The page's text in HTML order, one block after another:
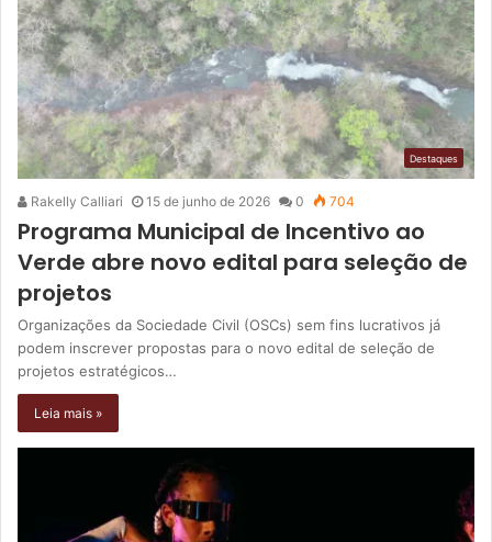
Destaques
Rakelly Calliari 15 de junho de 2026 0 704
Programa Municipal de Incentivo ao
Verde abre novo edital para seleção de
projetos
Organizações da Sociedade Civil (OSCs) sem fins lucrativos já
podem inscrever propostas para o novo edital de seleção de
projetos estratégicos…
Leia mais »